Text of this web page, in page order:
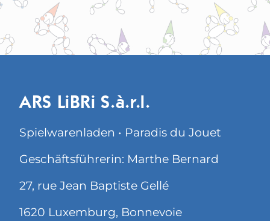
ARS LiBRi S.à.r.l.
Spielwarenladen • Paradis du Jouet
Geschäftsführerin: Marthe Bernard
27, rue Jean Baptiste Gellé
1620 Luxemburg, Bonnevoie